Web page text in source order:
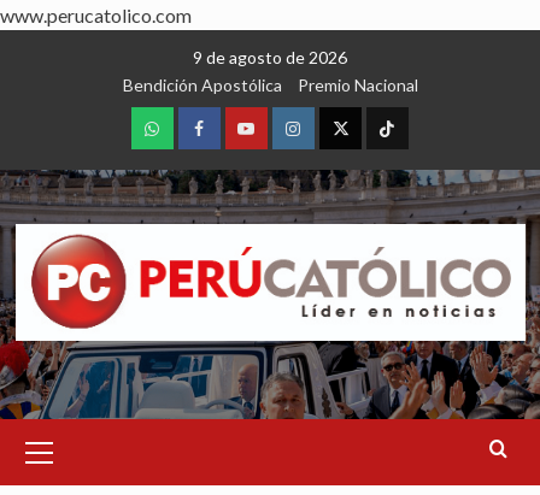
www.perucatolico.com
9 de agosto de 2026
Bendición Apostólica
Premio Nacional
WhatsAppFacebookYoutubeInstagram
X TikTok
Menu